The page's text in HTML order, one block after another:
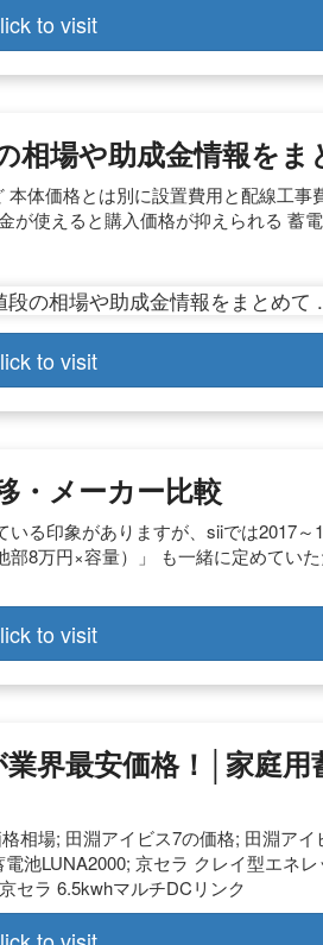
to visit
相場や助成金情報を
体価格とは別に設置費用と配線工事
が使えると購入価格が抑えられる 蓄
to visit
・メーカー比較
る印象がありますが、siiでは2017～
8万円×容量）」 も一緒に定めてい
to visit
界最安価格！│家庭用
相場; 田淵アイビス7の価格; 田淵アイ
池LUNA2000; 京セラ クレイ型エネ
セラ 6.5kwhマルチDCリンク